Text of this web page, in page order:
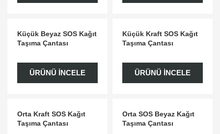
Küçük Beyaz SOS Kağıt
Taşıma Çantası
ÜRÜNÜ İNCELE
Küçük Kraft SOS Kağıt
Taşıma Çantası
ÜRÜNÜ İNCELE
Orta Kraft SOS Kağıt
Taşıma Çantası
Orta SOS Beyaz Kağıt
Taşıma Çantası